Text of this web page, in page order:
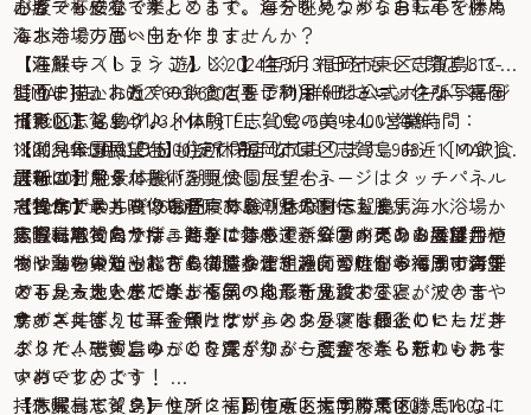
心者でも安心です。
がカフェ感覚で楽しめます。自分を見つめなおし心を休め
るお寺での思い出を作りませんか？
【荘嚴寺（しょうごんじ）】住所：福岡市東区志賀島813-
1 [MAP]TEL：092-603-6702(要予約)詳細は公式ホームページ
【13:00】名物グルメ体験「志賀島の美味しい海鮮」
※2024年3月31日をもって閉店しております。お近くの飲食
店をご利用ください。
名物サザエ丼 1,650円
志賀島名物のサザエ丼をはじめ、新鮮さが売りの海鮮丼や
ボリュームたっぷりの御膳など、漁師の町ならではの海鮮
メニューをいただけます。
サザエ丼は、甘辛く煮たサザエとワカメを卵とじにした丼
ぶりで、磯の旨みが口に広がり、一度食べたら忘れられな
いおいしさです！
お腹一杯になったところで、海を眺めながら自転車で勝馬
海水浴場方面へ向かいます。
【海鮮レストラン 遊】※2024年3月31日をもって閉店して
おります。お近くの飲食店をご利用ください。住所：福岡
市東区志賀島411-3 [MAP]TEL：092-603-2400営業時間：
11:00〜15:30 (L.O15:00)定休日：なし
【14:30】絶景体験「潮見公園展望台」
志賀島で最も高い場所にある潮見公園へも勝馬海水浴場か
ら自転車で向かうことができます。公園内にある展望台か
らは海の中道や能古島、博多湾を超えて広がる福岡市街ま
でも見ることができ、福岡の地形を見渡すことができま
す。
壁面に描かれたアートとともにフォトジェニックな写真を
撮影しましょう♪
【潮見公園展望台】住所：福岡市東区志賀島968−1 [MAP]
詳細はこちら
【15:00】のんびりお昼寝体験「休暇村志賀島」
休暇村志賀島では、簡単に持ち運べるサイズのお昼寝用
マットを貸し出しをしてくれます。向かい側の海岸で青空
の下、大地を感じながら気の向くままにお昼寝。波の音や
鳥のさえずりに耳を傾けながらのお昼寝は極上のヒーリン
グタイムです。ゆっくり寛ぎながら読書を楽しむのもおす
すめです。
【休暇村志賀島】住所：福岡市東区大字勝馬1803‐1
最新のデジタル技術を駆使したサイネージはタッチパネル
で操作でき、映像と音声で島の魅力を伝えます。
実際に触ったり持ったり、体感できるコンテンツでは、植
物や動物の知られざる構造や仕組み、習性を学べます。子
どもから大人まで楽しく学べる最新施設です。
クイズに答えて「金印っぽい」スタンプも最後にいただき
ました！志賀島のことを深く知ることができる新しいテー
マパークのよう！
【志賀島ビジターセンター】住所：福岡市東区勝馬1803-1
持ち帰ってインテリアにするのもおすすめです。こんなに